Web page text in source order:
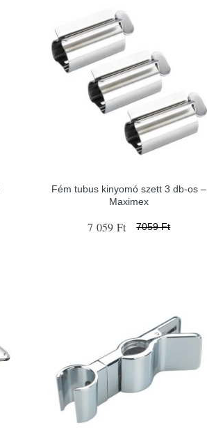
Fém tubus kinyomó szett 3 db-os –
Maximex
7 059 Ft 7059 Ft